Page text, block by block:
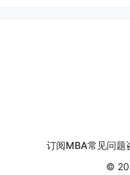
订阅MBA常见问题
©